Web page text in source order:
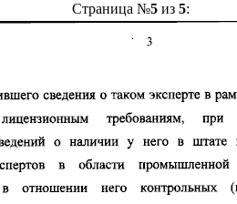
Страница №5из 5: